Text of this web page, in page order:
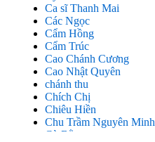
Ca sĩ Thanh Mai
Các Ngọc
Cẩm Hồng
Cẩm Trúc
Cao Chánh Cương
Cao Nhật Quyên
chánh thu
Chích Chị
Chiêu Hiền
Chu Trầm Nguyên Minh
Cò Bằng